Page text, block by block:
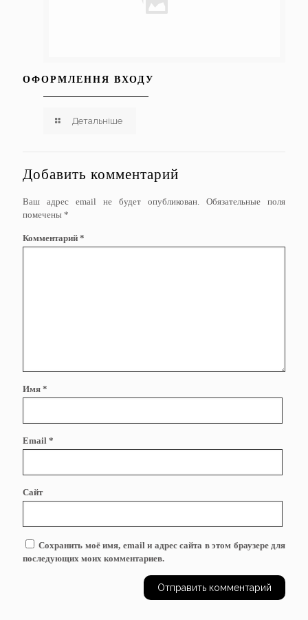
ОФОРМЛЕННЯ ВХОДУ
Детальніше
Добавить комментарий
Ваш адрес email не будет опубликован.
Обязательные поля
помечены *
Комментарий *
Имя *
Email *
Сайт
Сохранить моё имя, email и адрес сайта в этом браузере для
последующих моих комментариев.